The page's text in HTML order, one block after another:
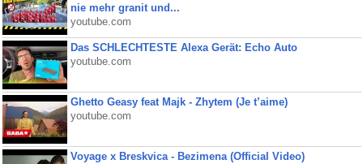
nie mehr granit und...
youtube.com
Das SCHLECHTESTE Alexa Gerät: Echo Auto
youtube.com
Ghetto Geasy feat Majk - Zhytem (Je t’aime)
youtube.com
Voyage x Breskvica - Bezimena (Official Video)